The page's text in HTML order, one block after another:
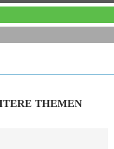
THEMEN